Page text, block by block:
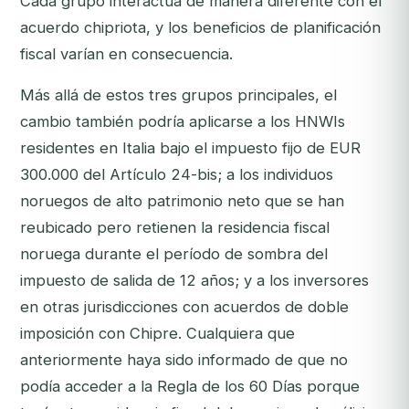
acuerdo chipriota, y los beneficios de planificación
fiscal varían en consecuencia.
Más allá de estos tres grupos principales, el
cambio también podría aplicarse a los HNWIs
residentes en Italia bajo el impuesto fijo de EUR
300.000 del Artículo 24-bis; a los individuos
noruegos de alto patrimonio neto que se han
reubicado pero retienen la residencia fiscal
noruega durante el período de sombra del
impuesto de salida de 12 años; y a los inversores
en otras jurisdicciones con acuerdos de doble
imposición con Chipre. Cualquiera que
anteriormente haya sido informado de que no
podía acceder a la Regla de los 60 Días porque